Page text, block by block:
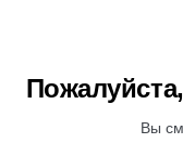
Вы